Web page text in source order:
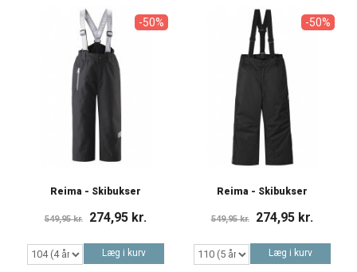
-50%
Reima - Skibukser
549,95 kr. 274,95 kr.
Læg i kurv
-50%
Reima - Skibukser
549,95 kr. 274,95 kr.
Læg i kurv